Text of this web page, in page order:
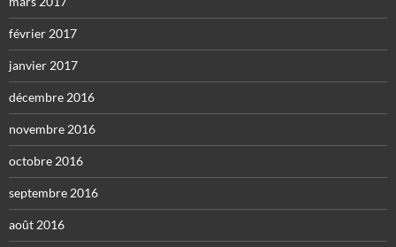
février 2017
janvier 2017
décembre 2016
novembre 2016
octobre 2016
septembre 2016
août 2016